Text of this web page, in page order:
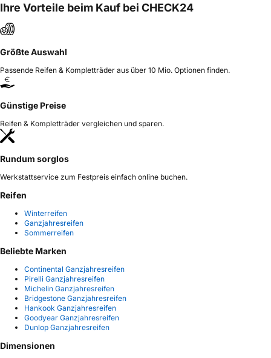
Ihre Vorteile beim Kauf bei CHECK24
Größte Auswahl
Passende Reifen & Kompletträder aus über 10 Mio. Optionen finden.
Günstige Preise
Reifen & Kompletträder vergleichen und sparen.
Rundum sorglos
Werkstattservice zum Festpreis einfach online buchen.
Reifen
Winterreifen
Ganzjahresreifen
Sommerreifen
Beliebte Marken
Continental Ganzjahresreifen
Pirelli Ganzjahresreifen
Michelin Ganzjahresreifen
Bridgestone Ganzjahresreifen
Hankook Ganzjahresreifen
Goodyear Ganzjahresreifen
Dunlop Ganzjahresreifen
Dimensionen